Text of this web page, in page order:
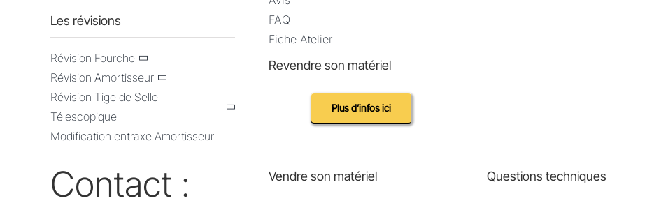
Les révisions
Révision Fourche
Révision Amortisseur
Révision Tige de Selle
Télescopique
Modification entraxe Amortisseur
FAQ
Fiche Atelier
Revendre son matériel
Plus d’infos ici
Contact : Vendre son matériel Questions techniques